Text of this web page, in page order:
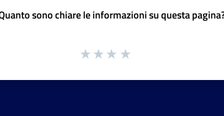
sono chiare le informazioni su questa